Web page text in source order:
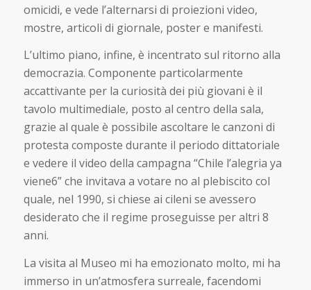
omicidi, e vede l’alternarsi di proiezioni video,
mostre, articoli di giornale, poster e manifesti.
L’ultimo piano, infine, è incentrato sul ritorno alla
democrazia. Componente particolarmente
accattivante per la curiosità dei più giovani è il
tavolo multimediale, posto al centro della sala,
grazie al quale è possibile ascoltare le canzoni di
protesta composte durante il periodo dittatoriale
e vedere il video della campagna “Chile l’alegria ya
viene6” che invitava a votare no al plebiscito col
quale, nel 1990, si chiese ai cileni se avessero
desiderato che il regime proseguisse per altri 8
anni.
La visita al Museo mi ha emozionato molto, mi ha
immerso in un’atmosfera surreale, facendomi